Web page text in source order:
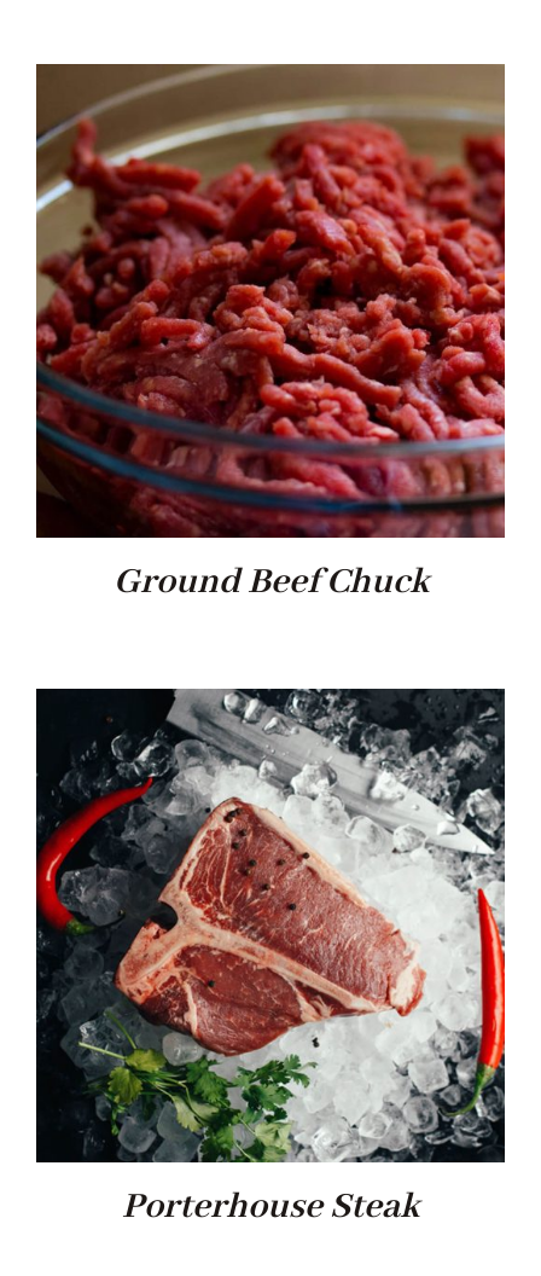
NOTICIES
CONTACTE
Ground Beef Chuck
Porterhouse Steak